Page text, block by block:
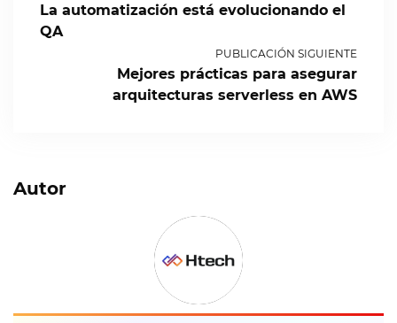
La automatización está evolucionando el
QA
PUBLICACIÓN SIGUIENTE
Mejores prácticas para asegurar
arquitecturas serverless en AWS
Autor